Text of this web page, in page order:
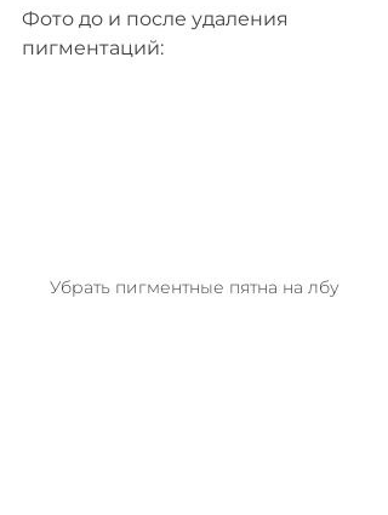
Фото до и после удаления
пигментаций:
Убрать пигментные пятна на лбу